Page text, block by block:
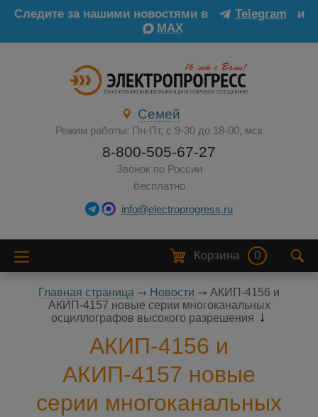
Следите за нашими новостями в Telegram
и
MAX
Семей
Режим работы: Пн-Пт, с 9-30 до 18-00, мск
8-800-505-67-27
Звонок по России
бесплатно
info@electroprogress.ru
Корзина 0
Главная страница Новости
АКИП-4156 и
АКИП-4157 новые серии многоканальных
осциллографов высокого разрешения
АКИП-4156 и
АКИП-4157 новые
серии многоканальных